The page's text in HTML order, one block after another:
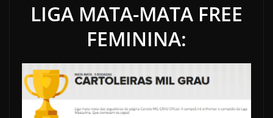
LIGA MATA-MATA FREE
FEMININA: